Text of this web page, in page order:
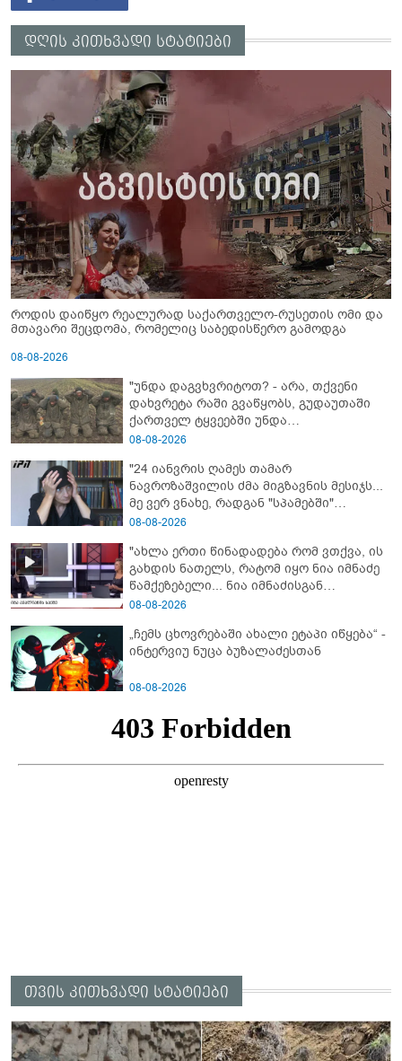
დღის კითხვადი სტატიები
როდის დაიწყო რეალურად საქართველო-რუსეთის ომი და
მთავარი შეცდომა, რომელიც საბედისწერო გამოდგა
08-08-2026
"უნდა დაგვხვრიტოთ? - არა, თქვენი
დახვრეტა რაში გვაწყობს, გუდაუთაში
ქართველ ტყვეებში უნდა
გადაგცვალოთ..."
08-08-2026
"24 იანვრის ღამეს თამარ
ნავროზაშვილის ძმა მიგზავნის მესიჯს...
მე ვერ ვნახე, რადგან "სპამებში"
ჩავარდა": რა მისწერა ნია იმნაძის ბიძამ
"სქრინს" აქვეყნებს
08-08-2026
"ახლა ერთი წინადადება რომ ვთქვა, ის
გახდის ნათელს, რატომ იყო ნია იმნაძე
წამქეზებელი... ნია იმნაძისგან
გამოსული ინფორმაციაა ეს" - რას
08-08-2026
„ჩემს ცხოვრებაში ახალი ეტაპი იწყება“ -
ინტერვიუ ნუცა ბუზალაძესთან
08-08-2026
თვის კითხვადი სტატიები